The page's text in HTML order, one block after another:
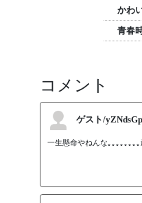
かわ
青春
コメント
ゲスト/